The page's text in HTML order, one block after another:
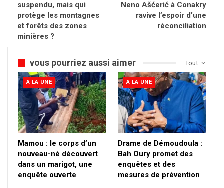
suspendu, mais qui
protège les montagnes
et forêts des zones
minières ?
Neno Ašćerić à Conakry
ravive l’espoir d’une
réconciliation
Tout
vous pourriez aussi aimer
A LA UNE
Mamou : le corps d’un
nouveau-né découvert
dans un marigot, une
enquête ouverte
A LA UNE
Drame de Démoudoula :
Bah Oury promet des
enquêtes et des
mesures de prévention